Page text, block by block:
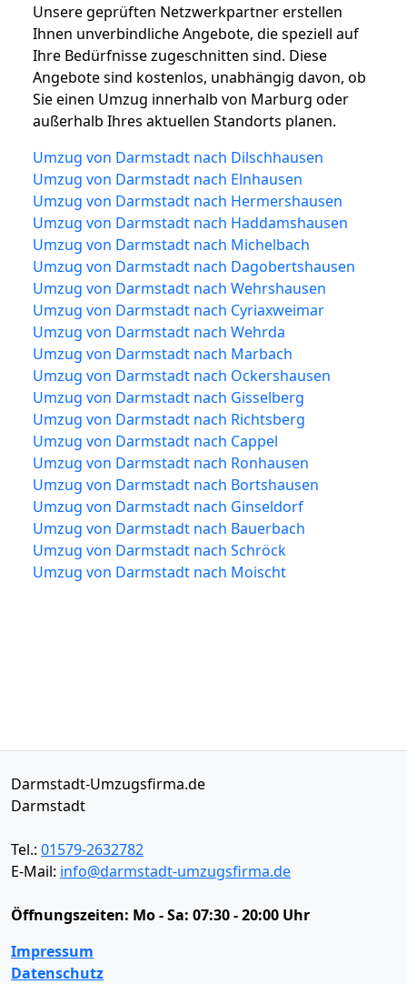
Unsere geprüften Netzwerkpartner erstellen
Ihnen unverbindliche Angebote, die speziell auf
Ihre Bedürfnisse zugeschnitten sind. Diese
Angebote sind kostenlos, unabhängig davon, ob
Sie einen Umzug innerhalb von Marburg oder
außerhalb Ihres aktuellen Standorts planen.
Umzug von Darmstadt nach Dilschhausen
Umzug von Darmstadt nach Elnhausen
Umzug von Darmstadt nach Hermershausen
Umzug von Darmstadt nach Haddamshausen
Umzug von Darmstadt nach Michelbach
Umzug von Darmstadt nach Dagobertshausen
Umzug von Darmstadt nach Wehrshausen
Umzug von Darmstadt nach Cyriaxweimar
Umzug von Darmstadt nach Wehrda
Umzug von Darmstadt nach Marbach
Umzug von Darmstadt nach Ockershausen
Umzug von Darmstadt nach Gisselberg
Umzug von Darmstadt nach Richtsberg
Umzug von Darmstadt nach Cappel
Umzug von Darmstadt nach Ronhausen
Umzug von Darmstadt nach Bortshausen
Umzug von Darmstadt nach Ginseldorf
Umzug von Darmstadt nach Bauerbach
Umzug von Darmstadt nach Schröck
Umzug von Darmstadt nach Moischt
Darmstadt-Umzugsfirma.de
Darmstadt
Tel.: 01579-2632782
E-Mail: info@darmstadt-umzugsfirma.de
Öffnungszeiten: Mo - Sa: 07:30 - 20:00 Uhr
Impressum
Datenschutz